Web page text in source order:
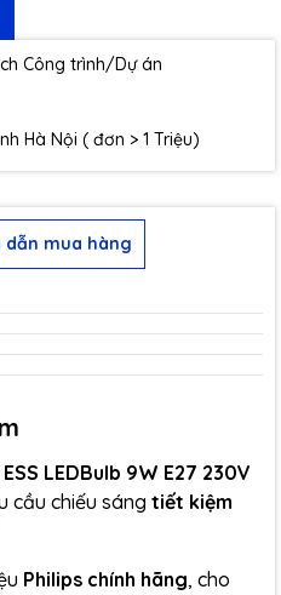
Công trình/Dự án
Hà Nội ( đơn > 1 Triệu)
dẫn mua hàng
LEDBulb 9W E27 230V
cầu chiếu sáng tiết kiệm
Philips chính hãng, cho